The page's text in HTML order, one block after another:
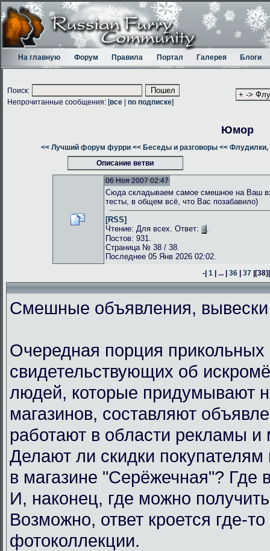
На главную Форум Правила Портал Галерея Блоги
Поиск:
Непрочитанные сообщения: [все по подписке]
Юмор
<< Лучший форум фурри << Беседы и разговоры << Флудилки,
Описание ветви
06 Ноя 2007 02:47
Сюда складываем самое смешное на Ваш
тесты, в общем всё, что Вас позабавило)
[RSS]
Чтение: Для всех. Ответ:
.
Постов: 931.
Страница № 38 / 38.
Последнее 05 Янв 2026 02:02.
-| 1 | ... | 36 | 37 |[38]
Смешные объявления,
Очередная порция прикольных
свидетельствующих об
людей, которые придумывают
магазинов, составляют
работают в области рекламы и
Делают ли скидки
в магазине "Серёжечная"? Где
И, наконец, где можно
Возможно, ответ кроется где-то
фотоколлекции.